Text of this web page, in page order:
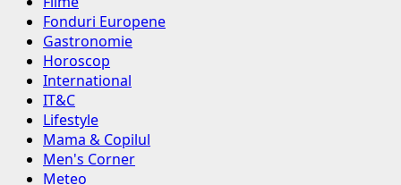
Fonduri Europene
Gastronomie
Horoscop
International
IT&C
Lifestyle
Mama & Copilul
Men's Corner
Meteo